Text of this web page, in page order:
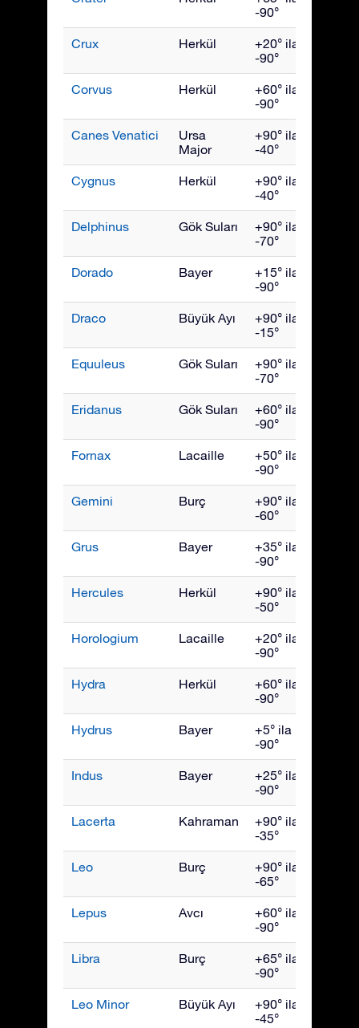
-90°
Crux Herkül
+20° ila
-90°
Corvus Herkül
+60° ila
-90°
Canes Venatici
Ursa
Major
+90° ila
-40°
Cygnus Herkül
+90° ila
-40°
Delphinus Gök Suları
+90° ila
-70°
Dorado Bayer
+15° ila
-90°
Draco Büyük Ayı
+90° ila
-15°
Equuleus Gök Suları
+90° ila
-70°
Eridanus Gök Suları
+60° ila
-90°
Fornax Lacaille
+50° ila
-90°
Gemini Burç
+90° ila
-60°
Grus Bayer
+35° ila
-90°
Hercules Herkül
+90° ila
-50°
Horologium Lacaille
+20° ila
-90°
Hydra Herkül
+60° ila
-90°
Hydrus Bayer
+5° ila
-90°
Indus Bayer
+25° ila
-90°
Lacerta Kahraman
+90° ila
-35°
Leo Burç
+90° ila
-65°
Lepus Avcı
+60° ila
-90°
Libra Burç
+65° ila
-90°
Leo Minor Büyük Ayı
+90° ila
-45°